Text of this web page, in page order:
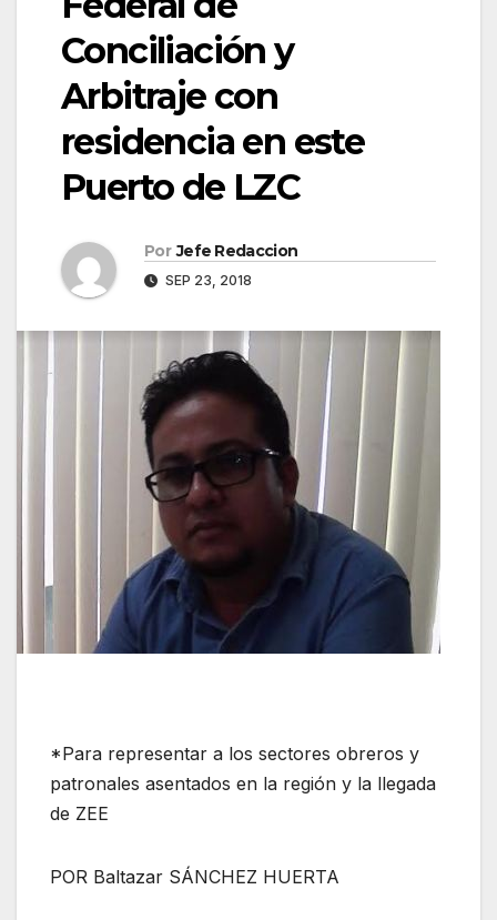
Conciliación y
Arbitraje con
residencia en este
Puerto de LZC
Por Jefe Redaccion
SEP 23, 2018
*Para representar a los sectores obreros y
patronales asentados en la región y la llegada
de ZEE
POR Baltazar SÁNCHEZ HUERTA